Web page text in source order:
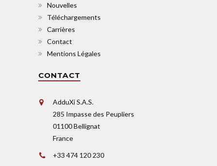
Nouvelles
Téléchargements
Carrières
Contact
Mentions Légales
CONTACT
AdduXi S.A.S.
285 Impasse des Peupliers
01100 Bellignat
France
+33 474 120 230